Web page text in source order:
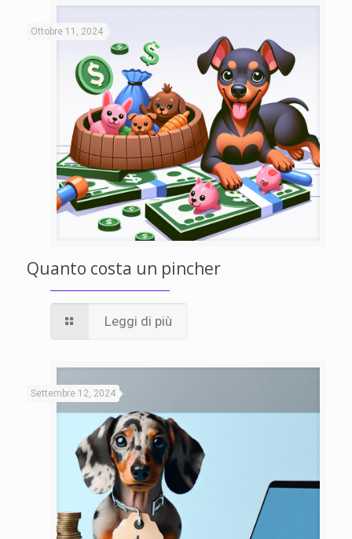
Ottobre 11, 2024
Quanto costa un pincher
Leggi di più
Settembre 12, 2024